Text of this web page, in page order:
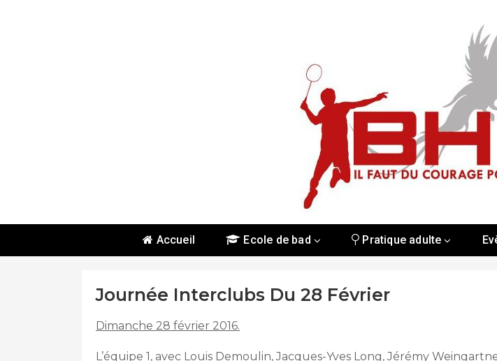
Accueil Ecole de bad Pratique adulte
Journée Interclubs Du 28 Février
Dimanche 28 février 2016.
L’équipe 1, avec Louis Demoulin, Jacques-Yves Long, Jérémy